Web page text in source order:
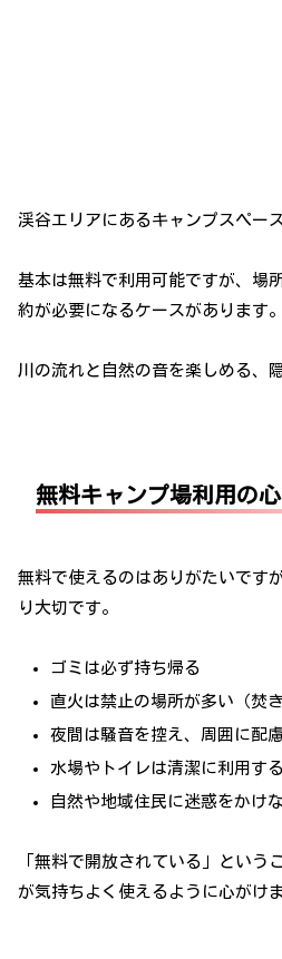
渓谷エリアにあるキャンプスペース
基本は無料で利用可能ですが、場
約が必要になるケースがあります。
川の流れと自然の音を楽しめる、
無料キャンプ場利用の
無料で使えるのはありがたいです
り大切です。
ゴミは必ず持ち帰る
直火は禁止の場所が多い（焚
夜間は騒音を控え、周囲に配
水場やトイレは清潔に利用する
自然や地域住民に迷惑をかけ
「無料で開放されている」という
が気持ちよく使えるように心がけ